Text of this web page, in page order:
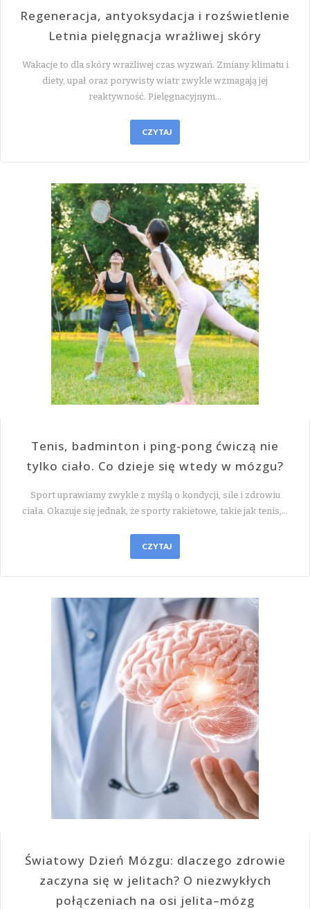
Regeneracja, antyoksydacja i rozświetlenie
Letnia pielęgnacja wrażliwej skóry
Wakacje to dla skóry wrażliwej czas wyzwań. Zmiany klimatu i
diety, upał oraz porywisty wiatr zwykle wzmagają jej
reaktywność. Pielęgnacyjnym…
CZYTAJ
Tenis, badminton i ping-pong ćwiczą nie
tylko ciało. Co dzieje się wtedy w mózgu?
Sport uprawiamy zwykle z myślą o kondycji, sile i zdrowiu
ciała. Okazuje się jednak, że sporty rakietowe, takie jak tenis,…
CZYTAJ
Światowy Dzień Mózgu: dlaczego zdrowie
zaczyna się w jelitach? O niezwykłych
połączeniach na osi jelita–mózg